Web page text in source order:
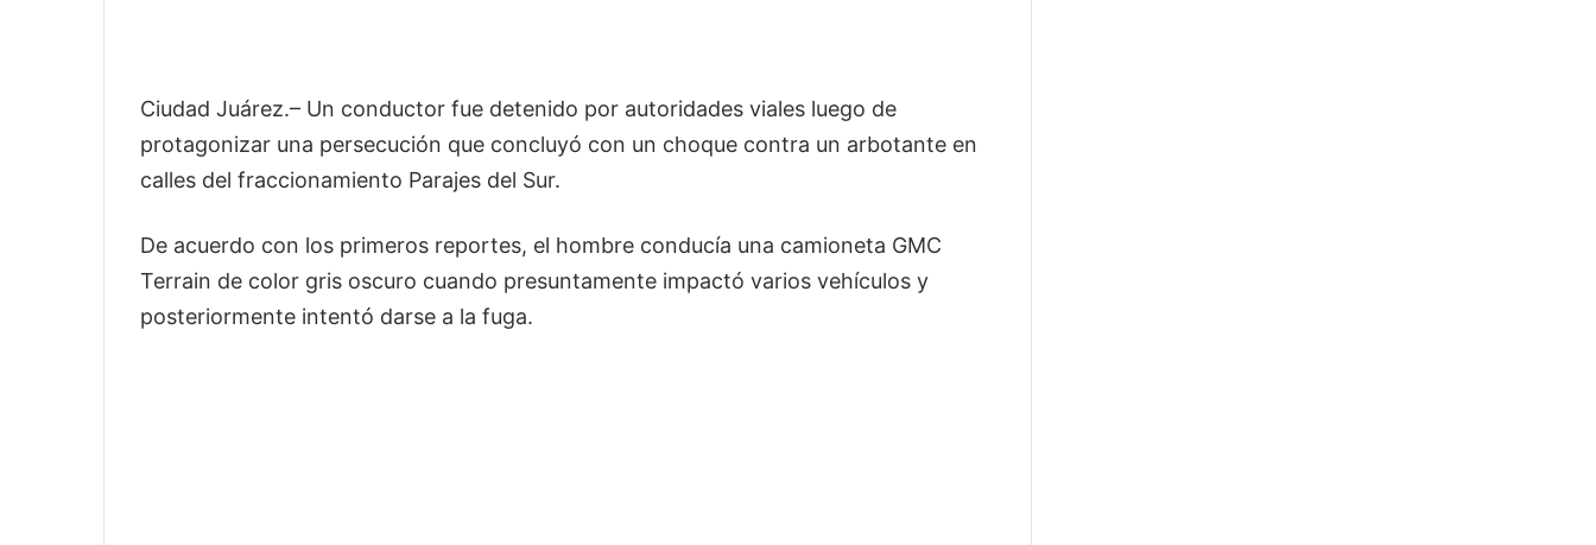
Ciudad Juárez.– Un conductor fue detenido por autoridades viales luego de
protagonizar una persecución que concluyó con un choque contra un arbotante en
calles del fraccionamiento Parajes del Sur.
De acuerdo con los primeros reportes, el hombre conducía una camioneta GMC
Terrain de color gris oscuro cuando presuntamente impactó varios vehículos y
posteriormente intentó darse a la fuga.